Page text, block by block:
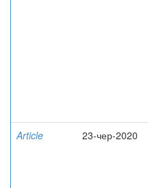
Article
23-чер-2020